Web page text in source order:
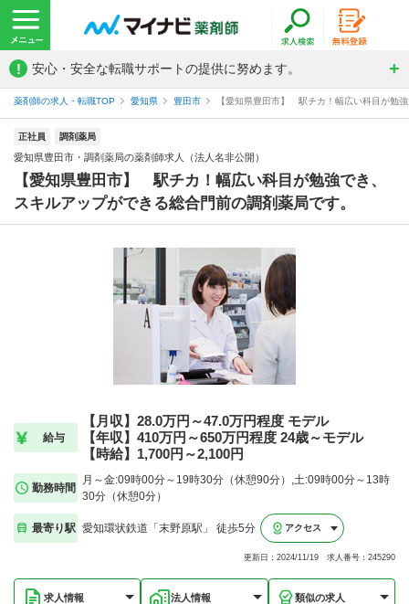
! 安心・安全な転職サポートの提供に努めます。
薬剤師の求人・転職TOP 愛知県 豊田市 【愛知県豊田市】 駅チカ！幅広い科目が勉
正社員 調剤薬局
愛知県豊田市・調剤薬局の薬剤師求人（法人名非公開）
【愛知県豊田市】 駅チカ！幅広い科目が勉強でき、
スキルアップができる総合門前の調剤薬局です。
給与
【月収】28.0万円～47.0万円程度 モデル
【年収】410万円～650万円程度 24歳～モデル
【時給】1,700円～2,100円
勤務時間
月～金:09時00分～19時30分（休憩90分）,土:09時00分～13時
30分（休憩0分）
最寄り駅 愛知環状鉄道「末野原駅」 徒歩5分 アクセス
更新日：2024/11/19 求人番号：245290
求人情報 法人情報 類似の求人